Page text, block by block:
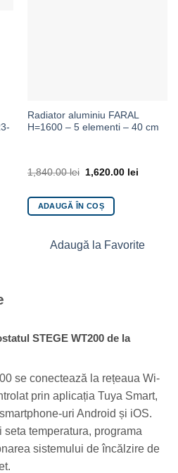
Radiator aluminiu FARAL
H=1600 – 5 elementi – 40 cm
1,840.00lei 1,620.00 lei
ADAUGĂ ÎN COȘ
Adaugă la Favorite
STEGE WT200 de la
se conectează la rețeaua Wi-
prin aplicația Tuya Smart,
uri Android și iOS.
temperatura, programa
sistemului de încălzire de